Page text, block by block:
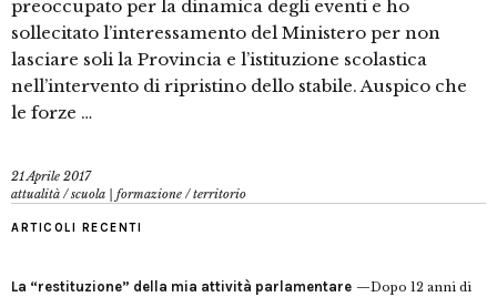
preoccupato per la dinamica degli eventi e ho
sollecitato l’interessamento del Ministero per non
lasciare soli la Provincia e l’istituzione scolastica
nell’intervento di ripristino dello stabile. Auspico che
le forze …
21 Aprile 2017
attualità /scuola | formazione /territorio
ARTICOLI RECENTI
La “restituzione” della mia attività parlamentare
Dopo 12 anni di